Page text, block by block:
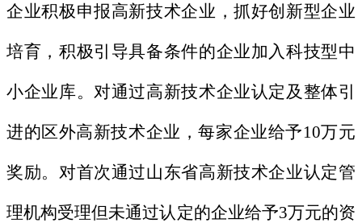
企业积极申报高新技术企业，抓好创新型企业
培育，积极引导具备条件的企业加入科技型中
小企业库。对通过高新技术企业认定及整体引
进的区外高新技术企业，每家企业给予10万元
奖励。对首次通过山东省高新技术企业认定管
理机构受理但未通过认定的企业给予3万元的资